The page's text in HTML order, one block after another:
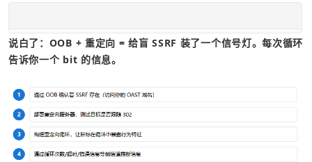
说白了：OOB + 重定向 = 给盲 SSRF 装了一个信号灯。每次循环
告诉你一个 bit 的信息。